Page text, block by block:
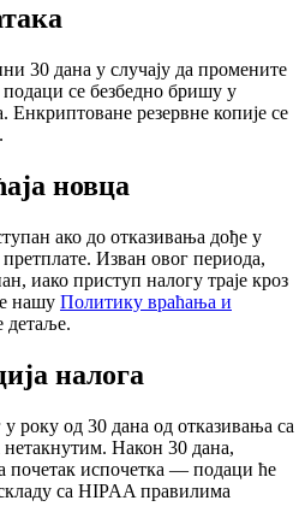
30 дана у случају да промените
се безбедно бришу у
Енкриптоване резервне копије се
новца
ако до отказивања дође у
Изван овог периода,
иако приступ налогу траје кроз
нашу Политику враћања и
детаље.
налога
року од 30 дана од отказивања са
Након 30 дана,
почетак испочетка — подаци ће
са HIPAA правилима